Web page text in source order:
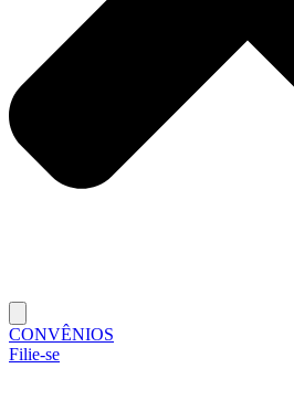
CONVÊNIOS
Filie-se